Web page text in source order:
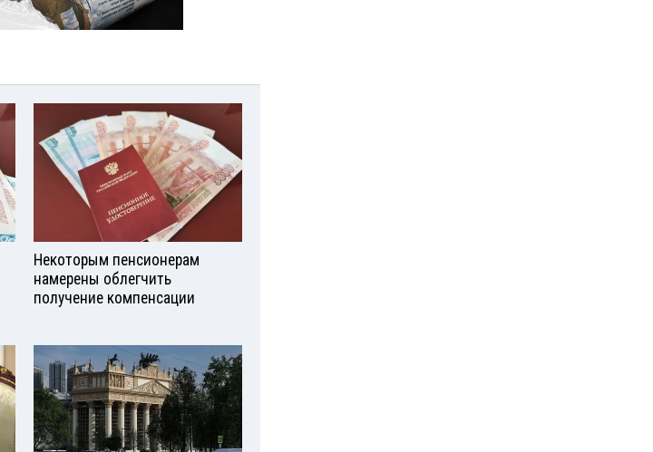
Некоторым пенсионерам
намерены облегчить
получение компенсации